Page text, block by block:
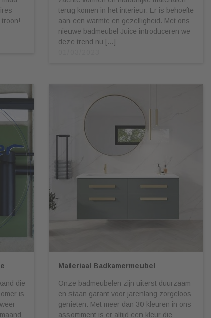
terug komen in het interieur. Er is behoefte
aan een warmte en gezelligheid. Met ons
nieuwe badmeubel Juice introduceren we
deze trend nu […]
die
is
Materiaal Badkamermeubel
Onze badmeubelen zijn uiterst duurzaam
en staan garant voor jarenlang zorgeloos
genieten. Met meer dan 30 kleuren in ons
assortiment is er altijd een kleur die